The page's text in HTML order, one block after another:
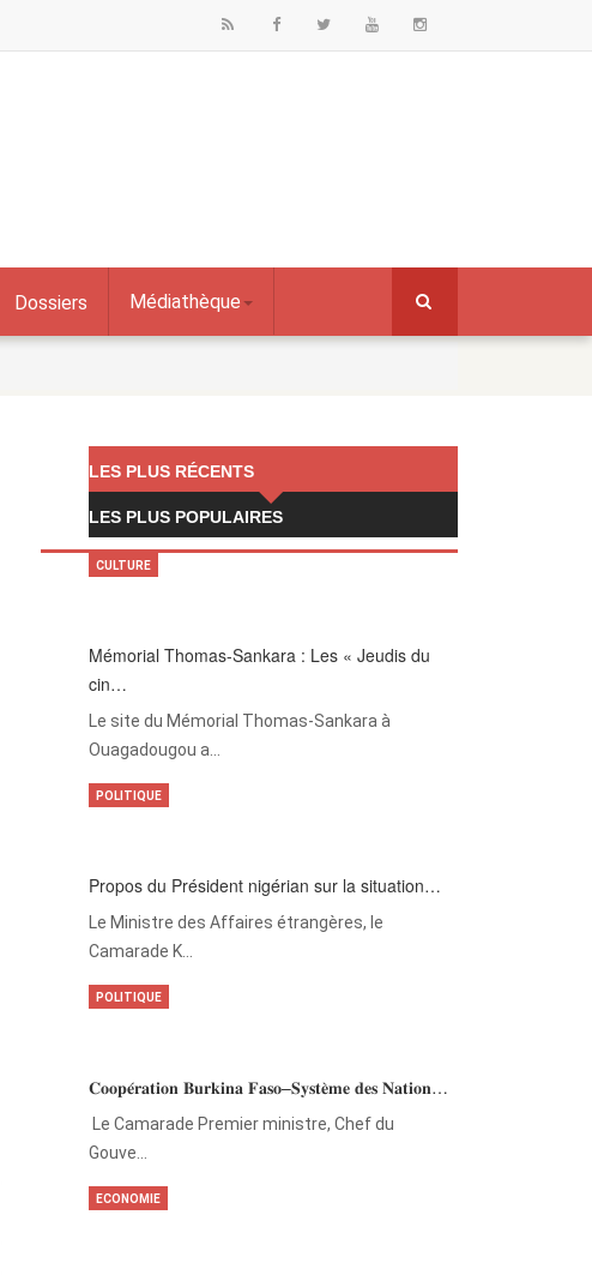
Dossiers Médiathèque
LES PLUS RÉCENTS
LES PLUS POPULAIRES
Mémorial Thomas-Sankara : Les « Jeudis du
cin…
Le site du Mémorial Thomas-Sankara à
Ouagadougou a…
CULTURE
Propos du Président nigérian sur la situation…
Le Ministre des Affaires étrangères, le
Camarade K…
POLITIQUE
𝐂𝐨𝐨𝐩𝐞́𝐫𝐚𝐭𝐢𝐨𝐧 𝐁𝐮𝐫𝐤𝐢𝐧𝐚 𝐅𝐚𝐬𝐨–𝐒𝐲𝐬𝐭𝐞̀𝐦𝐞 𝐝𝐞𝐬 𝐍𝐚𝐭𝐢𝐨𝐧…
‎Le Camarade Premier ministre, Chef du
Gouve…
POLITIQUE
ECONOMIE